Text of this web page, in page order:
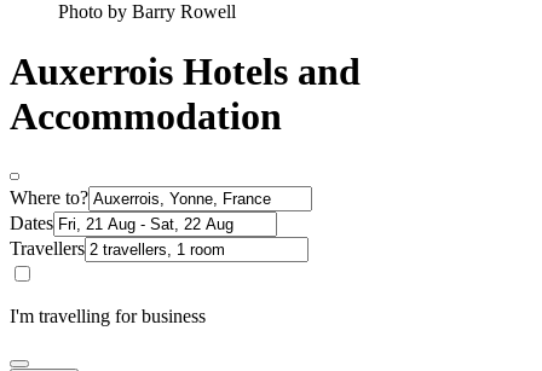
Photo by Barry Rowell
Auxerrois Hotels and
Accommodation
Where to?
Dates
Travellers
I'm travelling for business